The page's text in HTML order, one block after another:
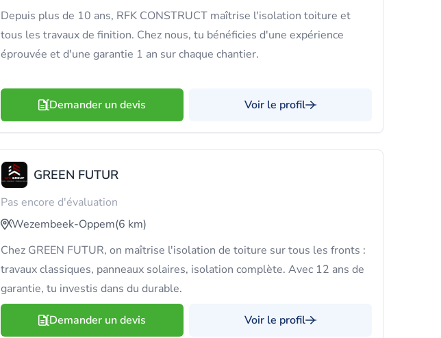
Depuis plus de 10 ans, RFK CONSTRUCT maîtrise l'isolation toiture et
tous les travaux de finition. Chez nous, tu bénéficies d'une expérience
éprouvée et d'une garantie 1 an sur chaque chantier.
Demander un devis Voir le profil
GREEN FUTUR
Pas encore d'évaluation
Wezembeek-Oppem(6 km)
Chez GREEN FUTUR, on maîtrise l'isolation de toiture sur tous les fronts :
travaux classiques, panneaux solaires, isolation complète. Avec 12 ans de
garantie, tu investis dans du durable.
Demander un devis Voir le profil